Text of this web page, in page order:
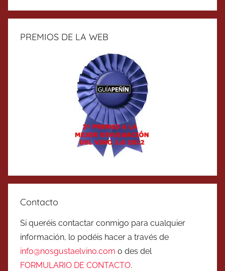
PREMIOS DE LA WEB
Contacto
Si queréis contactar conmigo para cualquier
información, lo podéis hacer a través de
info@nosgustaelvino.com o des del
FORMULARIO DE CONTACTO.